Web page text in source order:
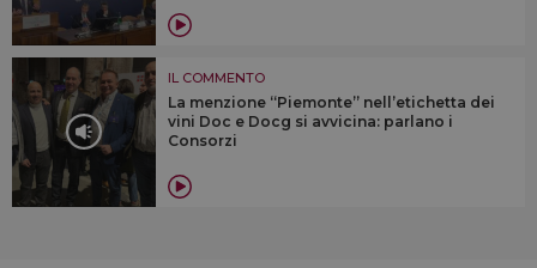
IL COMMENTO
La menzione “Piemonte” nell’etichetta dei
vini Doc e Docg si avvicina: parlano i
Consorzi